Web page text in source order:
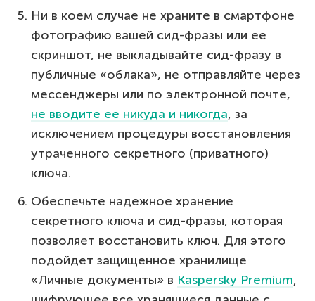
Ни в коем случае не храните в смартфоне
фотографию вашей сид-фразы или ее
скриншот, не выкладывайте сид-фразу в
публичные «облака», не отправляйте через
мессенджеры или по электронной почте,
не вводите ее никуда и никогда, за
исключением процедуры восстановления
утраченного секретного (приватного)
ключа.
Обеспечьте надежное хранение
секретного ключа и сид-фразы, которая
позволяет восстановить ключ. Для этого
подойдет защищенное хранилище
«Личные документы» в Kaspersky Premium,